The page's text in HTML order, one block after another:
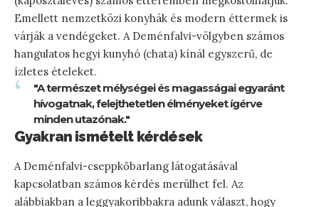
Emellett nemzetközi konyhák és modern éttermek is
várják a vendégeket. A Deménfalvi-völgyben számos
hangulatos hegyi kunyhó (chata) kínál egyszerű, de
ízletes ételeket.
"A természet mélységei és magasságai egyaránt
hívogatnak, felejthetetlen élményeket ígérve
minden utazónak."
Gyakran ismételt kérdések
A Deménfalvi-cseppkőbarlang látogatásával
kapcsolatban számos kérdés merülhet fel. Az
alábbiakban a leggyakoribbakra adunk választ, hogy